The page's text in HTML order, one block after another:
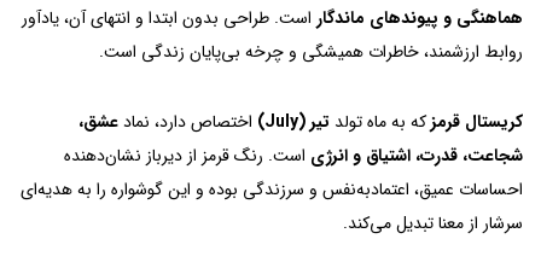
هماهنگی و پیوندهای ماندگار است. طراحی بدون ابتدا و انتهای آن، یادآور
روابط ارزشمند، خاطرات همیشگی و چرخه بی‌پایان زندگی است.
کریستال قرمزکه به ماه تولد تیر (July) اختصاص دارد، نمادعشق،
شجاعت، قدرت، اشتیاق و انرژی است. رنگ قرمز از دیرباز نشان‌دهنده
احساسات عمیق، اعتمادبه‌نفس و سرزندگی بوده و این گوشواره را به هدیه‌ای
سرشار از معنا تبدیل می‌کند.